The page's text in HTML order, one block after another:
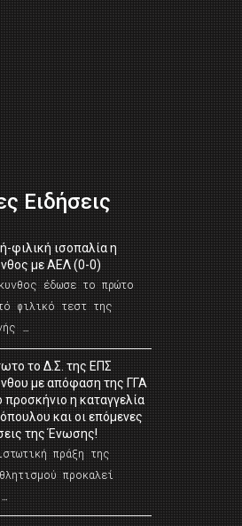
Ειδήσεις
φιλική ισοπαλία η
με ΑΕΛ (0-0)
έδωσε το πρώτο
φιλικό τεστ της
…
το Δ.Σ. της ΕΠΣ
με απόφαση της ΓΓΑ
προσκήνιο η καταγγελία
και οι επόμενες
της Ένωσης!
πράξη της
προκαλεί